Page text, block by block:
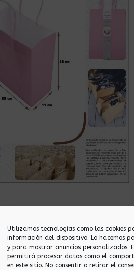
Utilizamos tecnologías como las cookies
información del dispositivo. Lo hacemos
y para mostrar anuncios personalizados.
permitirá procesar datos como el
en este sitio. No consentir o retirar el